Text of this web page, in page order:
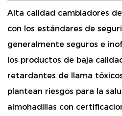
Alta calidad cambiadores
con los estándares de
generalmente seguros e
los productos de baja
retardantes de llama
plantean riesgos para la
almohadillas con